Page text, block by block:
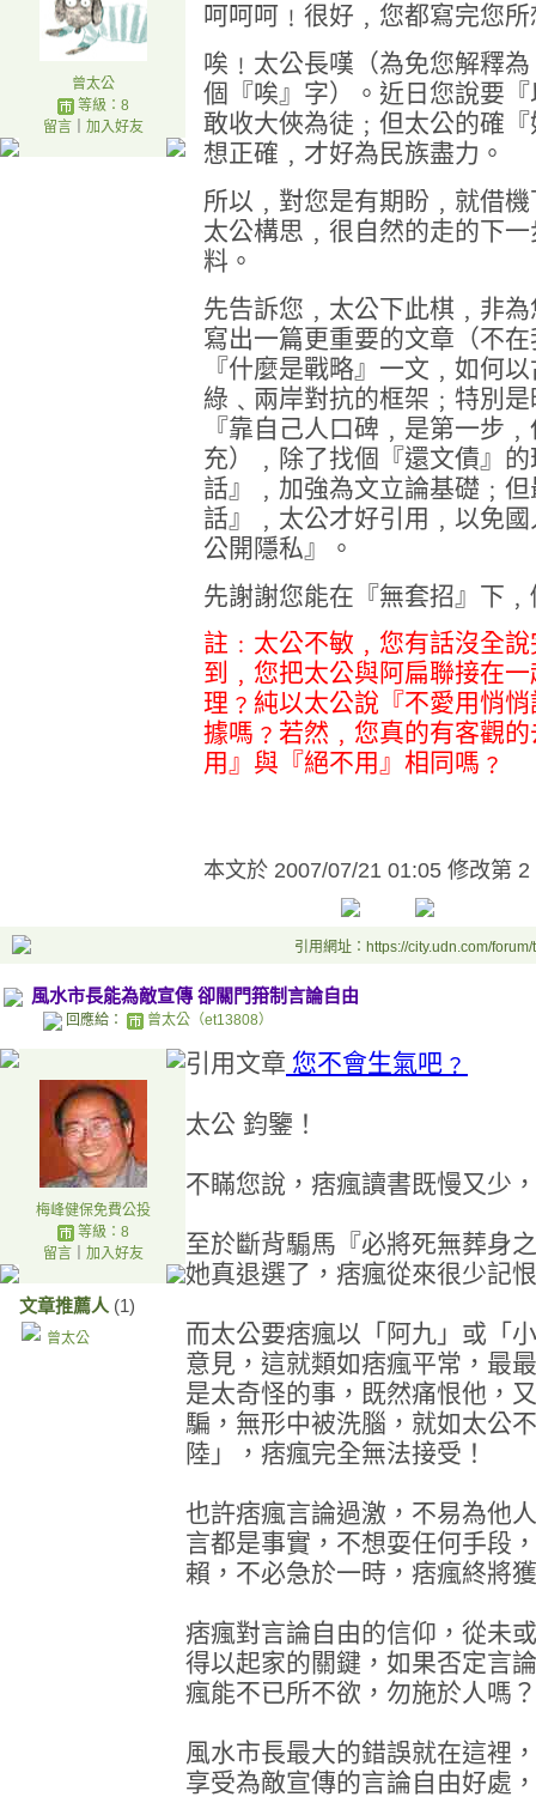
曾太公
等級：8
留言｜ 加入好友
呵呵呵﹗很好﹐您都寫完您
唉﹗太公長嘆（為免您解釋
個『唉』字）。近日您說要
敢收大俠為徒﹔但太公的確
想正確﹐才好為民族盡力。
所以﹐對您是有期盼﹐就借
太公構思﹐很自然的走的下
料。
先告訴您﹐太公下此棋﹐非
寫出一篇更重要的文章（不
『什麼是戰略』一文﹐如何
綠﹑兩岸對抗的框架﹔特別
『靠自己人口碑﹐是第一步
充）﹐除了找個『還文債』
話』﹐加強為文立論基礎﹔
話』﹐太公才好引用﹐以免
公開隱私』。
先謝謝您能在『無套招』下
註﹕太公不敏﹐您有話沒全
到﹐您把太公與阿扁聯接在
理﹖純以太公說『不愛用悄
據嗎﹖若然﹐您真的有客觀
用』與『絕不用』相同嗎﹖
本文於 2007/07/21 01:05 修改第 2
引用網址：https://city.udn.com/
風水市長能為敵宣傳 卻關門箝制言論自由
回應給： 曾太公（et13808）
梅峰健保免費公投
等級：8
留言｜ 加入好友
文章推薦人 (1)
曾太公
引用文章 您不會生氣吧﹖
太公 鈞鑒！
不瞞您說，痞瘋讀書既慢又少
至於斷背騸馬『必將死無葬身
她真退選了，痞瘋從來很少記
而太公要痞瘋以「阿九」或「
意見，這就類如痞瘋平常，最
是太奇怪的事，既然痛恨他，
騙，無形中被洗腦，就如太公
陸」，痞瘋完全無法接受！
也許痞瘋言論過激，不易為他
言都是事實，不想耍任何手段
賴，不必急於一時，痞瘋終將
痞瘋對言論自由的信仰，從未
得以起家的關鍵，如果否定言
瘋能不已所不欲，勿施於人嗎？
風水市長最大的錯誤就在這裡
享受為敵宣傳的言論自由好處